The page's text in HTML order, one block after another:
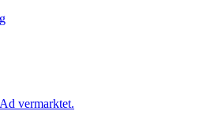
vermarktet.